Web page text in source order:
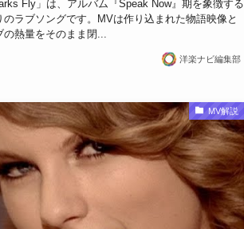
Fly」は、アルバム『Speak Now』期を象徴する
ラブソングです。MVは作り込まれた物語映像と
の熱量をそのまま閉...
洋楽ナビ編集部
MV解説